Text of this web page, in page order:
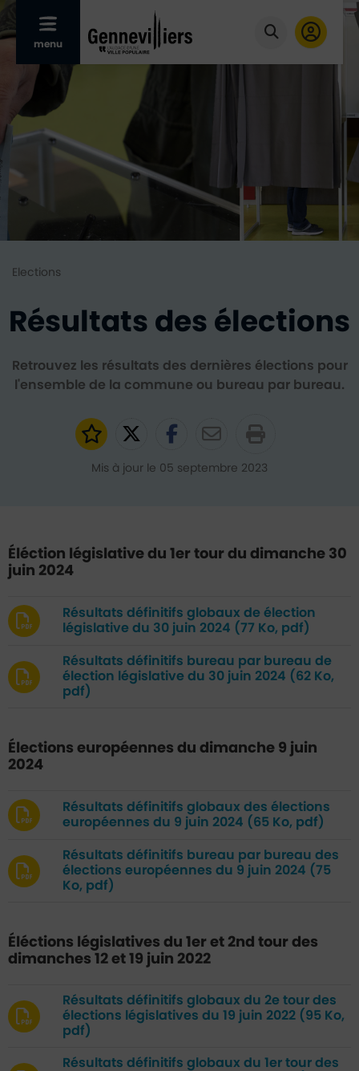
Afficher le menu mobile
menu Cliquer
Elections
Résultats des élections
Retrouvez les résultats des dernières élections pour
l'ensemble de la commune ou bureau par bureau.
Ajouter aux favoris
Partager sur Twitter
Partager sur
Partager par
Mis à jour le 05 septembre 2023
Éléction législative du 1er tour du dimanche 30
juin 2024
Résultats définitifs globaux de élection
législative du 30 juin 2024 (77 Ko, pdf)
Résultats définitifs bureau par bureau de
élection législative du 30 juin 2024 (62 Ko,
pdf)
Élections européennes du dimanche 9 juin
2024
Résultats définitifs globaux des élections
européennes du 9 juin 2024 (65 Ko, pdf)
Résultats définitifs bureau par bureau des
élections européennes du 9 juin 2024 (75
Ko, pdf)
Éléctions législatives du 1er et 2nd tour des
dimanches 12 et 19 juin 2022
Résultats définitifs globaux du 2e tour des
élections législatives du 19 juin 2022 (95 Ko,
pdf)
Résultats définitifs globaux du 1er tour des